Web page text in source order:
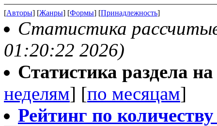
[Авторы] [Жанры] [Формы] [Принадлежность]
Статистика
01:20:22 2026)
Статистика раздела
неделям] [по месяцам]
Рейтинг по